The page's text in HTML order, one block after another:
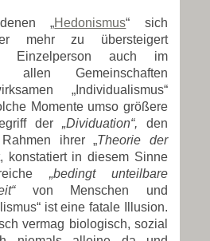
„Hedonismus“ sich
mehr zu übersteigert
Einzelperson auch im
allen Gemeinschaften
„Individualismus“
Momente umso größere
der „Dividuation“, den
ihrer „Theorie der
konstatiert in diesem Sinne
„bedingt unteilbare
von Menschen und
ist eine fatale Illusion.
vermag biologisch, sozial